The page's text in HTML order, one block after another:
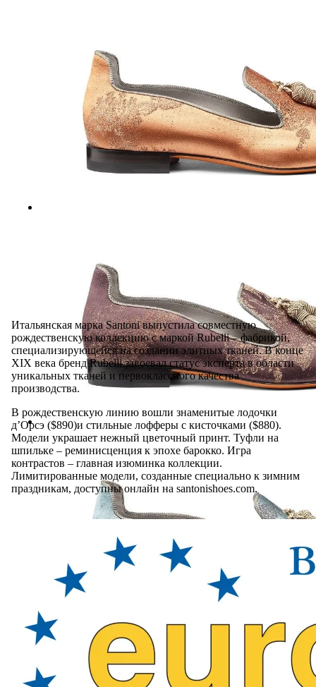
Итальянская марка Santoni выпустила совместную
рождественскую коллекцию с маркой Rubelli – фабрикой,
специализирующейся на создании элитных тканей. В конце
XIX века бренд Rubelli завоевал статус эксперта в области
уникальных тканей и первоклассного качества
производства.
В рождественскую линию вошли знаменитые лодочки
д’Орсэ ($890)и стильные лофферы с кисточками ($880).
Модели украшает нежный цветочный принт. Туфли на
шпильке – реминисценция к эпохе барокко. Игра
контрастов – главная изюминка коллекции.
Лимитированные модели, созданные специально к зимним
праздникам, доступны онлайн на santonishoes.com.